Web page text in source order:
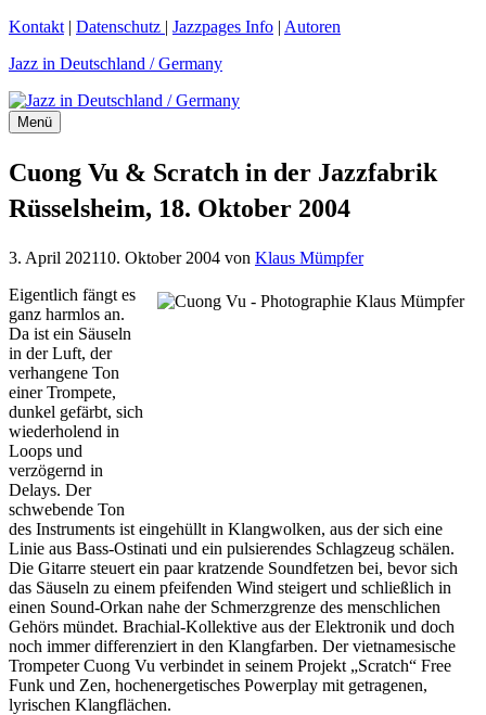
Zum
springen
Kontakt | Datenschutz | Jazzpages Info | Autoren
Jazz in Deutschland / Germany
Menü
Cuong Vu & Scratch in der Jazzfabrik
Rüsselsheim, 18. Oktober 2004
3. April 202110. Oktober 2004 von Klaus Mümpfer
Eigentlich fängt es
ganz harmlos an.
Da ist ein Säuseln
in der Luft, der
verhangene Ton
einer Trompete,
dunkel gefärbt, sich
wiederholend in
Loops und
verzögernd in
Delays. Der
schwebende Ton
des Instruments ist eingehüllt in Klangwolken, aus der sich eine
Linie aus Bass-Ostinati und ein pulsierendes Schlagzeug schälen.
Die Gitarre steuert ein paar kratzende Soundfetzen bei, bevor sich
das Säuseln zu einem pfeifenden Wind steigert und schließlich in
einen Sound-Orkan nahe der Schmerzgrenze des menschlichen
Gehörs mündet. Brachial-Kollektive aus der Elektronik und doch
noch immer differenziert in den Klangfarben. Der vietnamesische
Trompeter Cuong Vu verbindet in seinem Projekt „Scratch“ Free
Funk und Zen, hochenergetisches Powerplay mit getragenen,
lyrischen Klangflächen.